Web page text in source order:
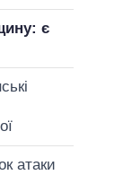
є
атаки